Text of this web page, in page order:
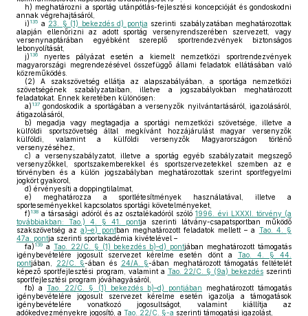
h) meghatározni a sportág utánpótlás-fejlesztési koncepcióját és gondoskodni
annak végrehajtásáról,
i) 135 a 23. § (1) bekezdés d) pontja szerinti szabályzatában meghatározottak
alapján ellenőrizni az adott sportág versenyrendszerében szervezett, vagy
versenynaptárában egyébként szereplő sportrendezvények biztonságos
lebonyolítását,
j) 136
nyertes pályázat esetén a kiemelt nemzetközi sportrendezvények
magyarországi megrendezésével összefüggő állami feladatok ellátásában való
közreműködés.
(2) A szakszövetség ellátja az alapszabályában, a sportága nemzetközi
szövetségének szabályzataiban, illetve a jogszabályokban meghatározott
feladatokat. Ennek keretében különösen:
a) 137 gondoskodik a sportágában a versenyzők nyilvántartásáról, igazolásáról,
átigazolásáról,
b) megadja vagy megtagadja a sportági nemzetközi szövetsége, illetve a
külföldi sportszövetség által megkívánt hozzájárulást magyar versenyzők
külföldi, valamint a külföldi versenyzők Magyarországon történő
versenyzéséhez,
c) a versenyszabályzatot, illetve a sportág egyéb szabályzatait megszegő
versenyzőkkel, sportszakemberekkel és sportszervezetekkel szemben az e
törvényben és a külön jogszabályban meghatározottak szerint sportfegyelmi
jogkört gyakorol,
d) érvényesíti a doppingtilalmat,
e) meghatározza a sportlétesítmények használatával, illetve a
sporteseményekkel kapcsolatos sportági követelményeket,
f) 138 a társasági adóról és az osztalékadóról szóló1996. évi LXXXI. törvény (a
továbbiakban: Tao.) 4. § 41. pontja szerinti látvány-csapatsportban működő
szakszövetség aza)–e) pontban meghatározott feladatok mellett – a Tao. 4. §
47a. pontja szerinti sportakadémia kivételével –
fa) 139 a Tao. 22/C. § (1) bekezdés b)–d) pontjában meghatározott támogatás
igénybevételére jogosult szervezet kérelme esetén dönt a Tao. 4. § 44.
pontjában, 22/C. §-ában és 24/A. §-ában meghatározott támogatás feltételét
képező sportfejlesztési program, valamint a Tao. 22/C. § (9a) bekezdés szerinti
sportfejlesztési program jóváhagyásáról,
fb) aTao. 22/C. § (1) bekezdés b)–d) pontjában meghatározott támogatás
igénybevételére jogosult szervezet kérelme esetén igazolja a támogatások
igénybevételére vonatkozó jogosultságot, valamint kiállítja az
adókedvezményekre jogosító, a Tao. 22/C. §-a szerinti támogatási igazolást,